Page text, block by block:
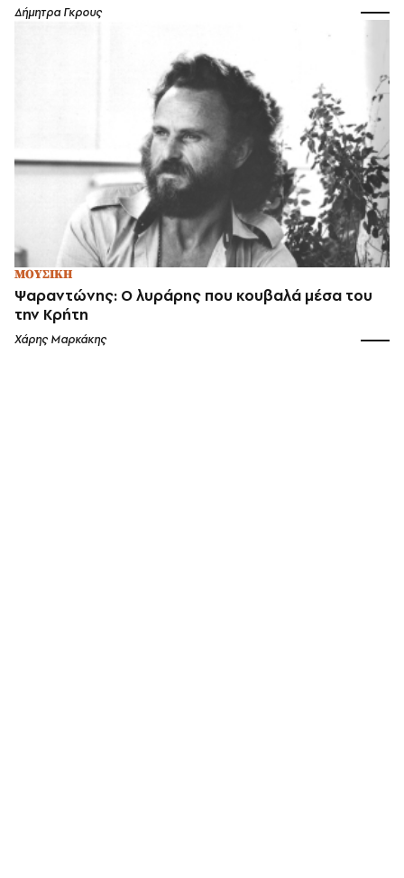
Δήμητρα Γκρους
ΜΟΥΣΙΚΗ
Ψαραντώνης: Ο λυράρης που κουβαλά μέσα του
την Κρήτη
Χάρης Μαρκάκης